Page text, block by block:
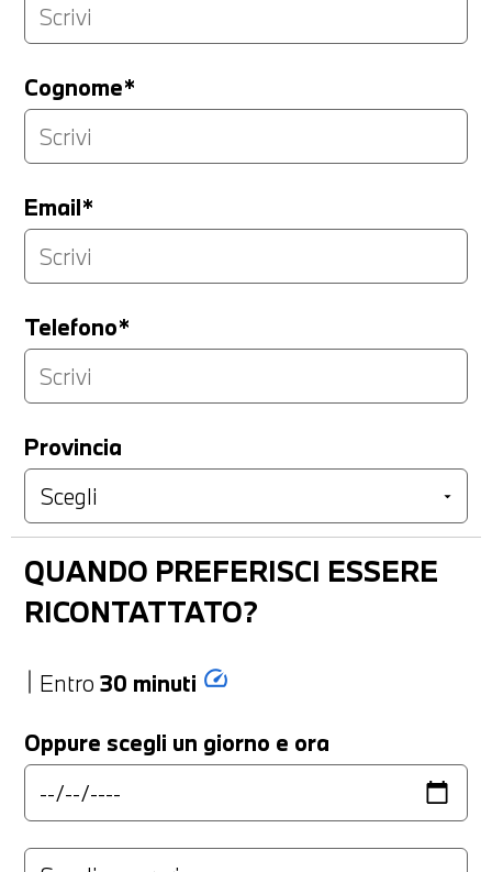
Cognome*
Email*
Telefono*
Provincia
QUANDO PREFERISCI ESSERE
RICONTATTATO?
Entro 30 minuti speed
Oppure scegli un giorno e ora